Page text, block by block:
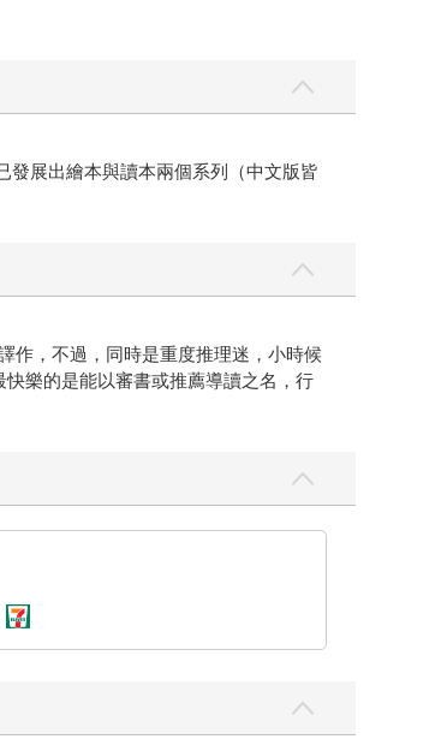
展出繪本與讀本兩個系列（中文版皆
，不過，同時是重度推理迷，小時候
樂的是能以審書或推薦導讀之名，行